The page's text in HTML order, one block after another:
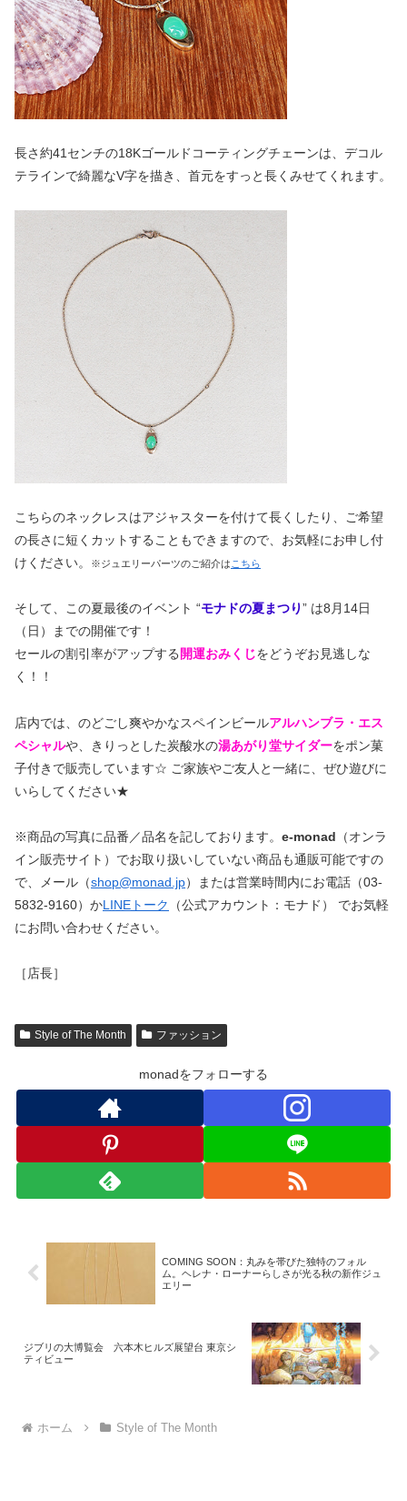
長さ約41センチの18Kゴールドコーティングチェーンは、デコル
テラインで綺麗なV字を描き、首元をすっと長くみせてくれます。
こちらのネックレスはアジャスターを付けて長くしたり、ご希望
の長さに短くカットすることもできますので、お気軽にお申し付
けください。
※ジュエリーパーツのご紹介は こちら
そして、この夏最後のイベント “モナドの夏まつり” は8月14日
（日）までの開催です！
セールの割引率がアップする 開運おみくじをどうぞお見逃しな
く！！
店内では、のどごし爽やかなスペインビールアルハンブラ・エス
ペシャルや、きりっとした炭酸水の湯あがり堂サイダーをポン菓
子付きで販売しています☆ ご家族やご友人と一緒に、ぜひ遊びに
いらしてください★
※商品の写真に品番／品名を記しております。 e-monad （オンラ
イン販売サイト）でお取り扱いしていない商品も通販可能ですの
で、メール（shop@monad.jp）または営業時間内にお電話（03-
5832-9160）かLINEトーク
（公式アカウント：モナド） でお気軽
にお問い合わせください。
［店長］
Style of The Month ファッション
monadをフォローする
COMING SOON：丸みを帯びた独特のフォル
ム。ヘレナ・ローナーらしさが光る秋の新作ジュ
エリー
ジブリの大博覧会 六本木ヒルズ展望台 東京シ
ティビュー
ホーム Style of The Month